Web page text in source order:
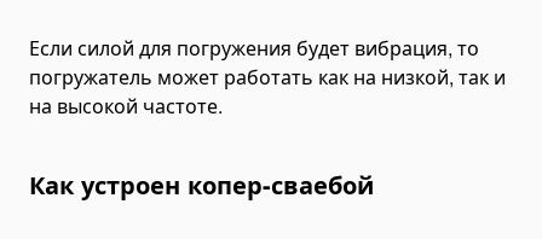
Прицепы и полуприцепы для трактора
Полуприцепы-контейнеровозы
Полуприцепы-цистерны
Если силой для погружения будет вибрация, то
погружатель может работать как на низкой, так и
на высокой частоте.
Как устроен копер-сваебой